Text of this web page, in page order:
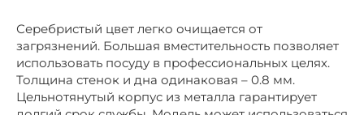
Серебристый цвет легко очищается от
загрязнений. Большая вместительность позволяет
использовать посуду в профессиональных целях.
Толщина стенок и дна одинаковая – 0.8 мм.
Цельнотянутый корпус из металла гарантирует